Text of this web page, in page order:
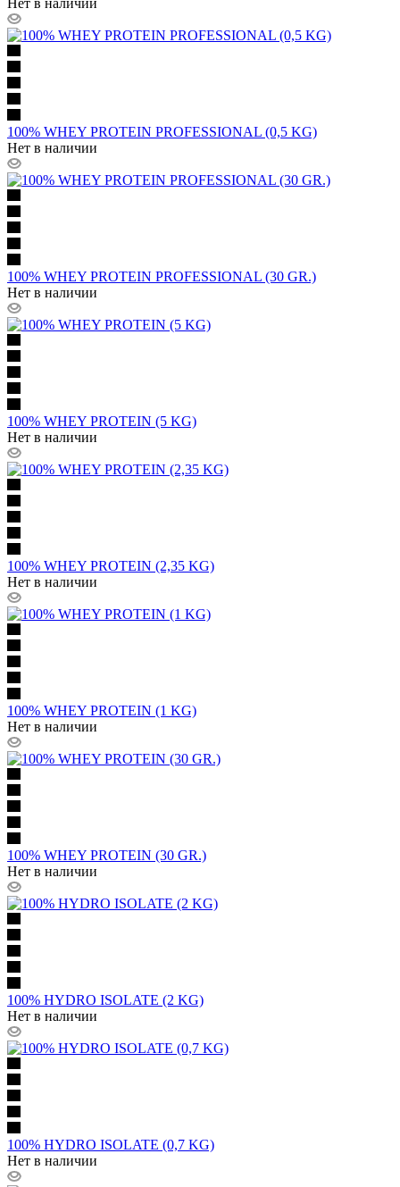
Нет в наличии
100% WHEY PROTEIN PROFESSIONAL (0,5 KG)
Нет в наличии
100% WHEY PROTEIN PROFESSIONAL (30 GR.)
Нет в наличии
100% WHEY PROTEIN (5 KG)
Нет в наличии
100% WHEY PROTEIN (2,35 KG)
Нет в наличии
100% WHEY PROTEIN (1 KG)
Нет в наличии
100% WHEY PROTEIN (30 GR.)
Нет в наличии
100% HYDRO ISOLATE (2 KG)
Нет в наличии
100% HYDRO ISOLATE (0,7 KG)
Нет в наличии